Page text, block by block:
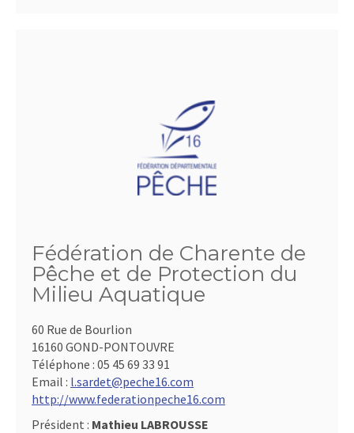
Fédération de Charente de
Pêche et de Protection du
Milieu Aquatique
60 Rue de Bourlion
16160 GOND-PONTOUVRE
Téléphone : 05 45 69 33 91
Email : l.sardet@peche16.com
http://www.federationpeche16.com
Président : Mathieu LABROUSSE